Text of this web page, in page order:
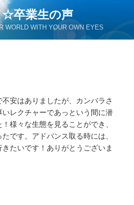
☆卒業生の声
WORLD WITH YOUR OWN EYES
安はありましたが、カンバラさ
いレクチャーであっという間に潜
様々な生態を見ることができ、
です。アドバンス取る時には、
たいです！ありがとうございま